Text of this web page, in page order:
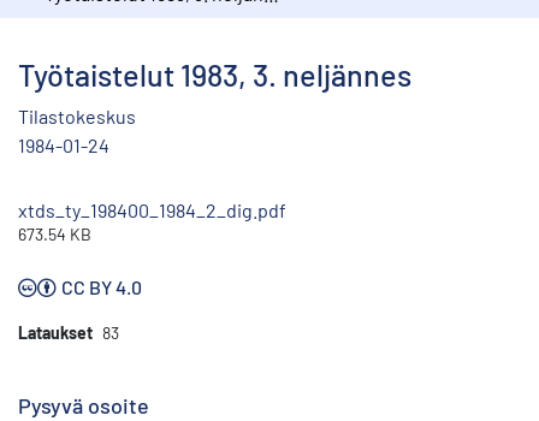
Työtaistelut 1983, 3. neljännes
Tilastokeskus
1984-01-24
xtds_ty_198400_1984_2_dig.pdf
673.54 KB
CC BY 4.0
Lataukset 83
Pysyvä osoite